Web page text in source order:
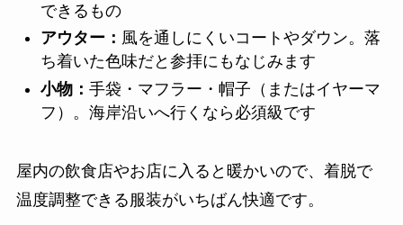
できるもの
アウター： 風を通しにくいコートやダウン。落
ち着いた色味だと参拝にもなじみます
小物： 手袋・マフラー・帽子（またはイヤーマ
フ）。海岸沿いへ行くなら必須級です
屋内の飲食店やお店に入ると暖かいので、着脱で
温度調整できる服装がいちばん快適です。